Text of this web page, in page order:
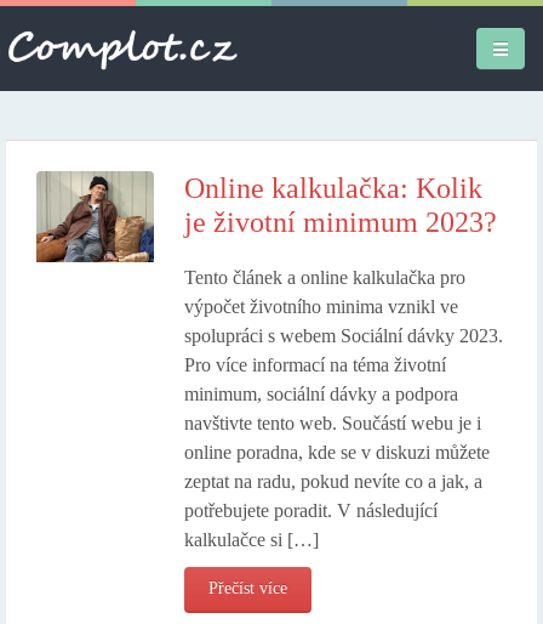
Osobní
Online kalkulačka: Kolik
je životní minimum 2023?
Tento článek a online kalkulačka pro
výpočet životního minima vznikl ve
spolupráci s webem Sociální dávky 2023.
Pro více informací na téma životní
minimum, sociální dávky a podpora
navštivte tento web. Součástí webu je i
online poradna, kde se v diskuzi můžete
zeptat na radu, pokud nevíte co a jak, a
potřebujete poradit. V následující
kalkulačce si […]
Přečíst více